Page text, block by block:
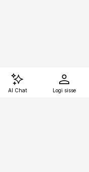
AI Chat Logi sisse